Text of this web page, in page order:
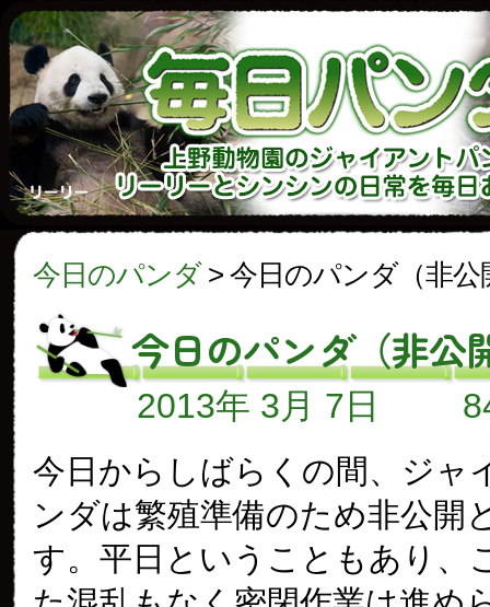
今日のパンダ> 今日のパンダ（非公
今日のパンダ（非公
2013年 3月 7日
今日からしばらくの間、ジャ
ンダは繁殖準備のため非公開
す。平日ということもあり、